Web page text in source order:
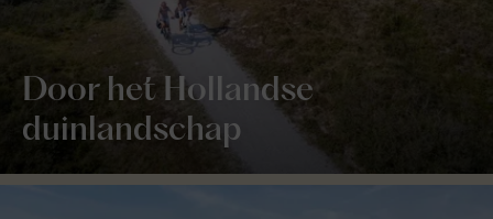
Door het Hollandse
duinlandschap